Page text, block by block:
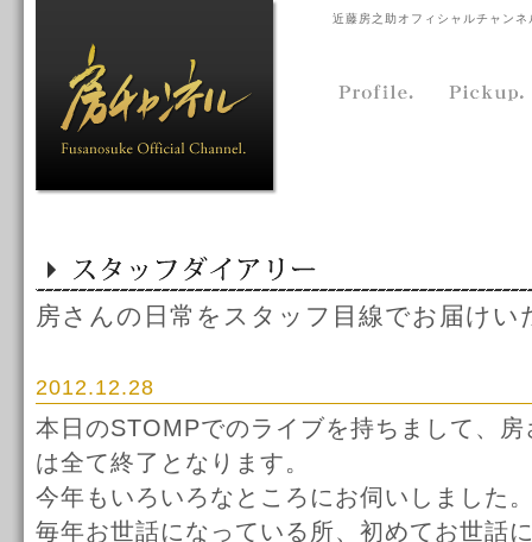
近藤房之助オフィシャルチャン
房さんの日常をスタッフ目線でお届けい
2012.12.28
本日のSTOMPでのライブを持ちまして、
は全て終了となります。
今年もいろいろなところにお伺いしました
毎年お世話になっている所、初めてお世話